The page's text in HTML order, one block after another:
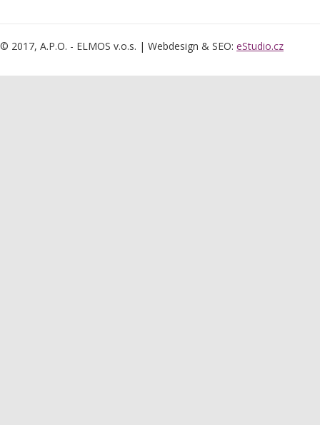
© 2017, A.P.O. - ELMOS v.o.s. | Webdesign & SEO: eStudio.cz